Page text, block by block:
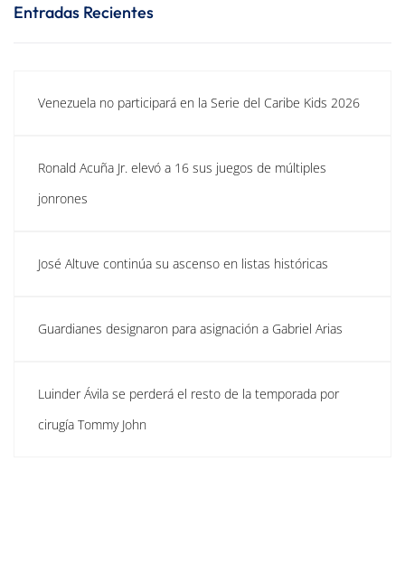
Entradas Recientes
Venezuela no participará en la Serie del Caribe Kids 2026
Ronald Acuña Jr. elevó a 16 sus juegos de múltiples
jonrones
José Altuve continúa su ascenso en listas históricas
Guardianes designaron para asignación a Gabriel Arias
Luinder Ávila se perderá el resto de la temporada por
cirugía Tommy John